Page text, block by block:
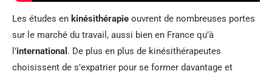
Les études en kinésithérapie ouvrent de nombreuses portes
sur le marché du travail, aussi bien en France qu’à
l’international . De plus en plus de kinésithérapeutes
choisissent de s’expatrier pour se former davantage et